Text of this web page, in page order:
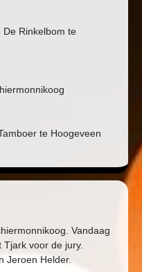
De Rinkelbom te
te Hoogeveen
Vandaag
voor de jury.
Jeroen Helder.